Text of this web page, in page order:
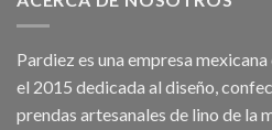
Pardiez es una empresa
el 2015 dedicada al diseño,
prendas artesanales de lino de la